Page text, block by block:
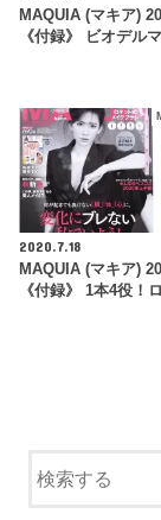
MAQUIA (マキア)
《付録》 ビオデル
2020.7.18
MAQUIA (マキア)
《付録》 1本4役！